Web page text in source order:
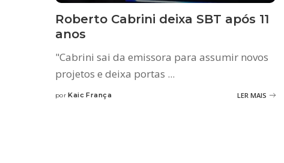
Roberto Cabrini deixa SBT após 11
anos
"Cabrini sai da emissora para assumir novos
projetos e deixa portas ...
Posted
por Kaic França LER MAIS